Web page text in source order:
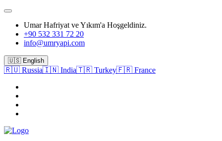
Umar Hafriyat ve Yıkım'a Hoşgeldiniz.
+90 532 331 72 20
info@umryapi.com
🇺🇸 English
🇷🇺 Russia🇮🇳 India🇹🇷 Turkey🇫🇷 France